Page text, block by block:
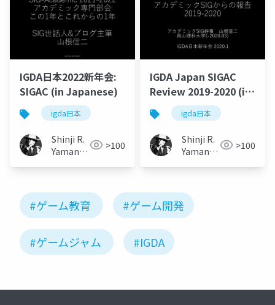
IGDA日本2022新年会:
SIGAC (in Japanese)
igda日本
Shinji R.
Yamane
>100
IGDA Japan SIGAC
Review 2019-2020 (in
Japanese)
igda日本
Shinji R.
Yamane
>100
#ゲーム教育 #ゲーム開発
#ゲームジャム #IGDA